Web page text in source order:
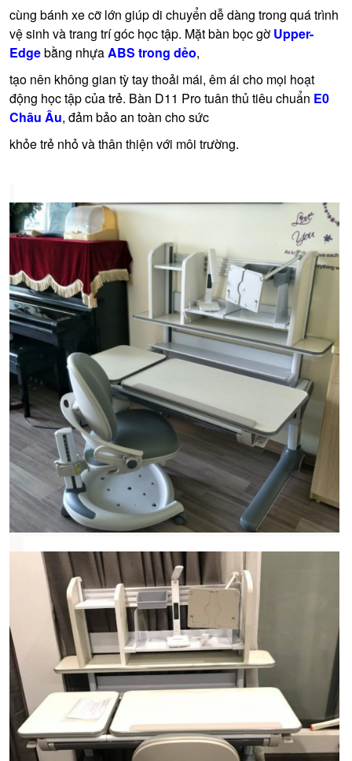
cùng bánh xe cỡ lớn giúp di chuyển dễ dàng trong quá trình
vệ sinh và trang trí góc học tập. Mặt bàn bọc gờ Upper-
Edgebằng nhựaABS trong dẻo,
tạo nên không gian tỳ tay thoải mái, êm ái cho mọi hoạt
động học tập của trẻ. Bàn D11 Pro tuân thủ tiêu chuẩn E0
Châu Âu, đảm bảo an toàn cho sức
khỏe trẻ nhỏ và thân thiện với môi trường.